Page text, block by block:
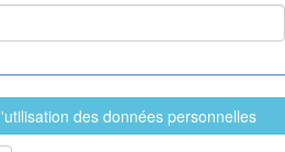
des données personnelles